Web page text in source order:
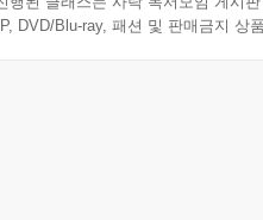
DVD/Blu-ray, 패션 및 판매금지 상